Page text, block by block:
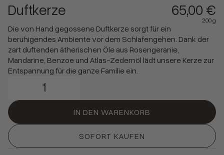
Alle Produkte
Mama
Baby & Kids
Waschen & Baden
Körperpflege
Geschenke & Sets
Alle ansehen
Duftkerze 65,00 €
200 g
Die von Hand gegossene Duftkerze sorgt für ein
beruhigendes Ambiente vor dem Schlafengehen. Dank der
zart duftenden ätherischen Öle aus Rosengeranie,
Mandarine, Benzoe und Atlas-Zedernöl lädt unsere Kerze zur
Entspannung für die ganze Familie ein.
IN DEN WARENKORB
SOFORT KAUFEN